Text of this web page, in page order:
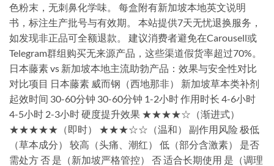
色粉末，无刺鼻化学味。 每盒附有新加坡本地英文说明
书，标注生产批号与有效期。 本站提供7天无忧退换服务，
如发现非正品可全额退款。 建议消费者避免在Carousell或
Telegram群组购买无来源产品，这些渠道假货率超过70%。
日本藤素 vs 新加坡本地主流助勃产品：效果与安全性对比
对比项目 日本藤素 威而钢（西地那非） 新加坡草本类补剂
起效时间 30-60分钟 30-60分钟 1-2小时 作用时长 4-6小时
4-5小时 2-3小时 硬度提升效果 ★★★★☆（渐进式）
★★★★★（即时） ★★★☆☆（温和） 副作用风险 极低
（草本成分） 较高（头痛、潮红） 低（部分含激素） 是否
需处方 否 是（新加坡严格管控） 否 适合长期使用 是（调理